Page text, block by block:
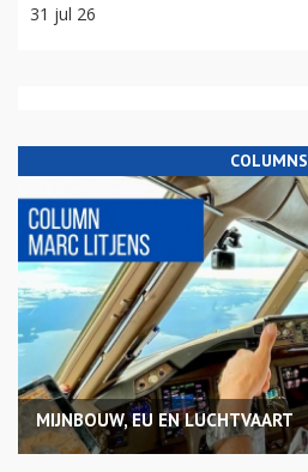
31 jul 26
COLUMNS
MIJNBOUW, EU EN LUCHTVAART